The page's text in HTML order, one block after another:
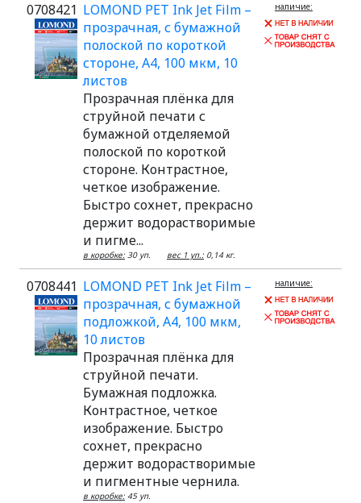
0708421 LOMOND PET Ink Jet Film –
прозрачная, с бумажной
полоской по короткой
стороне, А4, 100 мкм, 10
листов
Прозрачная плёнка для
струйной печати с
бумажной отделяемой
полоской по короткой
стороне. Контрастное,
четкое изображение.
Быстро сохнет, прекрасно
держит водорастворимые
и пигме...
в коробке: 30 уп. вес 1 уп.: 0,14 кг.
наличие:
0708441 LOMOND PET Ink Jet Film –
прозрачная, с бумажной
подложкой, А4, 100 мкм,
10 листов
Прозрачная плёнка для
струйной печати.
Бумажная подложка.
Контрастное, четкое
изображение. Быстро
сохнет, прекрасно
держит водорастворимые
и пигментные чернила.
в коробке: 45 уп.
наличие: